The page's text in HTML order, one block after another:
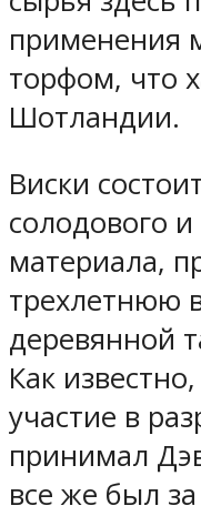
применения
торфом, что
Шотландии.
Виски
солодового
материала,
трехлетнюю
деревянной
Как
участие в
принимал
все же был